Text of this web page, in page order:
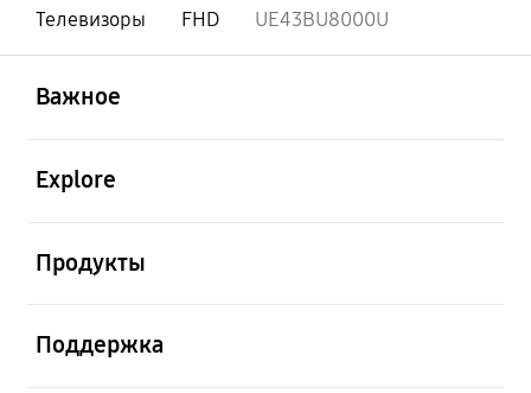
Телевизоры
FHD UE43BU8000U
Важное
Explore
Продукты
Поддержка